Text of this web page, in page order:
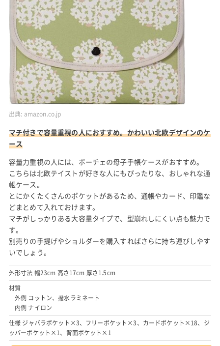
出典: amazon.co.jp
マチ付きで容量重視の人におすすめ。かわいい北欧デザインのケ
ース
容量力重視の人には、ポーチェの母子手帳ケースがおすすめ。
こちらは北欧テイストが好きな人にもぴったりな、おしゃれな通
帳ケース。
とにかくたくさんのポケットがあるため、通帳やカード、印鑑な
どまとめて入れておけます。
マチがしっかりある大容量タイプで、型崩れしにくい点も魅力で
す。
別売りの手提げやショルダーを購入すればさらに持ち運びしやす
いでしょう。
外形寸法 幅23cm 高さ17cm 厚さ1.5cm
材質
外側 コットン、撥水ラミネート
内側 ナイロン
仕様 ジャバラポケット×3、フリーポケット×3、カードポケット×18、ジ
ッパーポケット×1、背面ポケット×1